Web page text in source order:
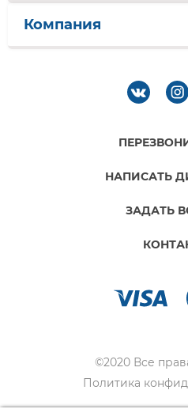
Компания
НАПИСАТЬ
ЗАДАТЬ
©2020 Все
Политика